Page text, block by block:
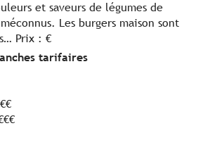
et saveurs de légumes de
Les burgers maison sont
Prix : €
tarifaires